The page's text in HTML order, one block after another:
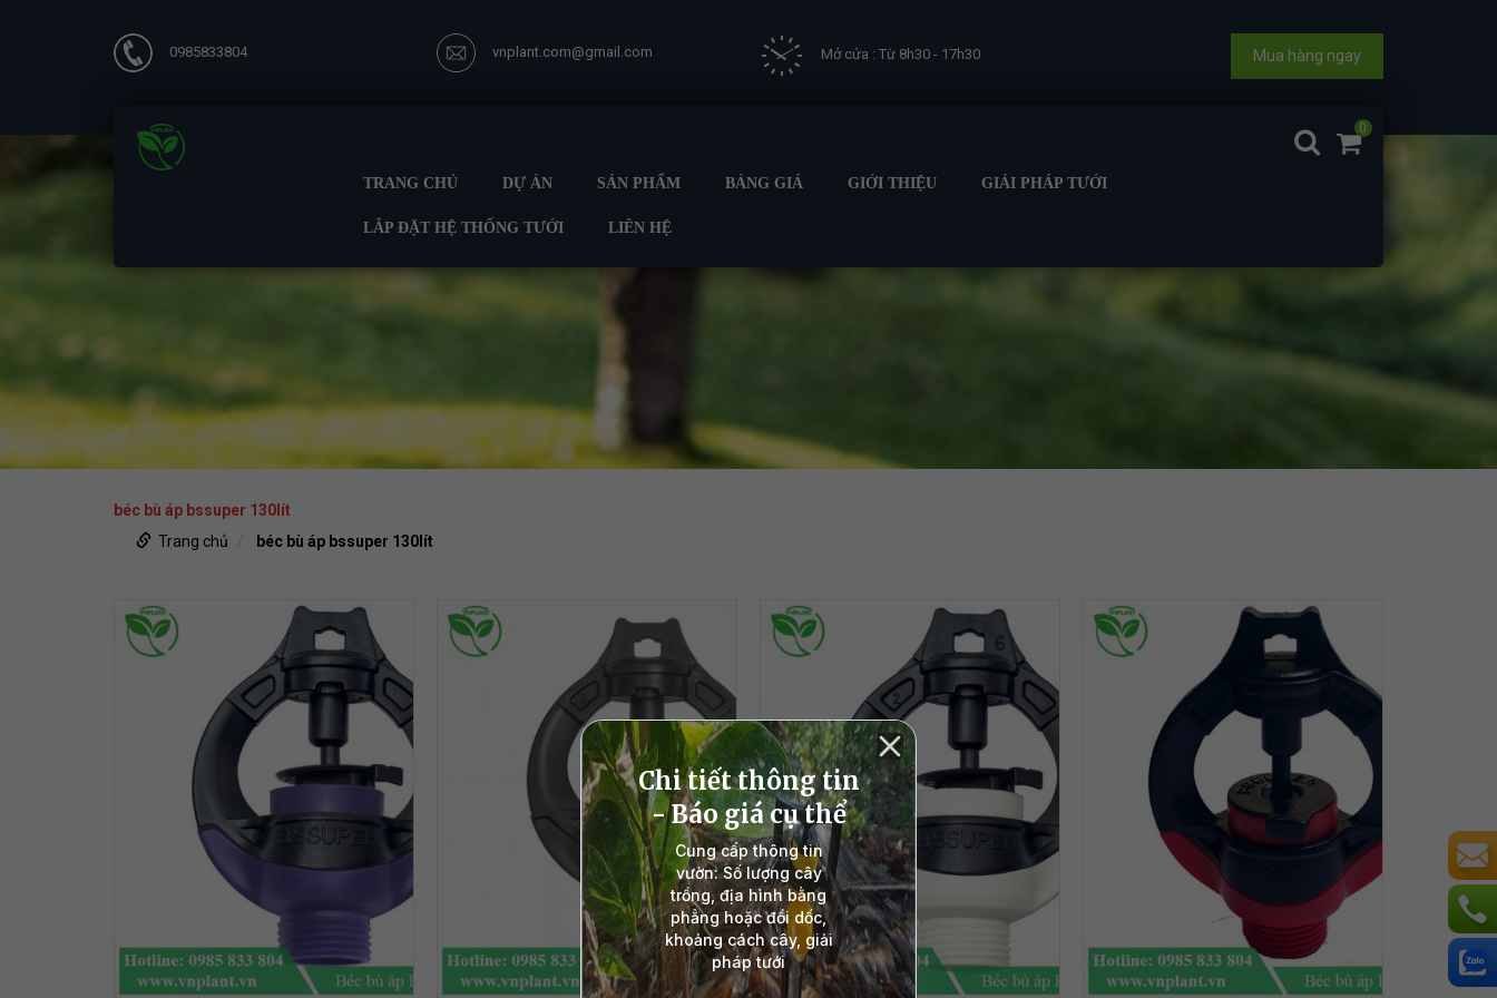
0985833804 vnplant.com@gmail.com Mở cửa : Từ 8h30 - 17h30 Mua hàng ngay
0
TRANG CHỦ DỰ ÁN SẢN PHẨM BẢNG GIÁ GIỚI THIỆU GIẢI PHÁP TƯỚI
LẮP ĐẶT HỆ THỐNG TƯỚI LIÊN HỆ
béc bù áp bssuper 130lít
Trang chủ
béc bù áp bssuper 130lít